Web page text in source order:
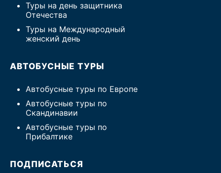
Туры на день защитника
Отечества
Туры на Международный
женский день
АВТОБУСНЫЕ ТУРЫ
Автобусные туры по Европе
Автобусные туры по
Скандинавии
Автобусные туры по
Прибалтике
ПОДПИСАТЬСЯ